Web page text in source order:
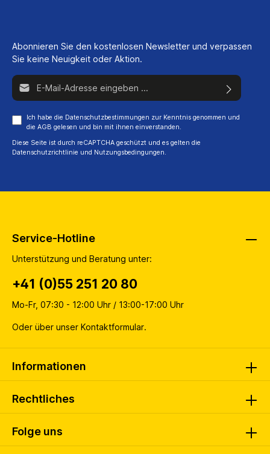
Abonnieren Sie den kostenlosen Newsletter und verpassen
Sie keine Neuigkeit oder Aktion.
E-Mail-Adresse*
Ich habe die Datenschutzbestimmungen zur Kenntnis genommen und
die AGB gelesen und bin mit ihnen einverstanden.
Diese Seite ist durch reCAPTCHA geschützt und es gelten die
Datenschutzrichtlinie und Nutzungsbedingungen.
Folge uns
Service-Hotline
Unterstützung und Beratung unter:
+41 (0)55 251 20 80
Mo-Fr, 07:30 - 12:00 Uhr / 13:00-17:00 Uhr
Oder über unser Kontaktformular.
Informationen
Rechtliches